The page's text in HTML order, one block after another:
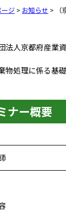
ージ > お知らせ > （
法人京都府産業
物処理に係る基
ナー概要